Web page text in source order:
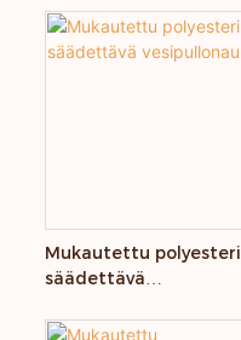
kaulanauhan pidike
retkeilyjuomateline
Mukautettu polyesteri
säädettävä